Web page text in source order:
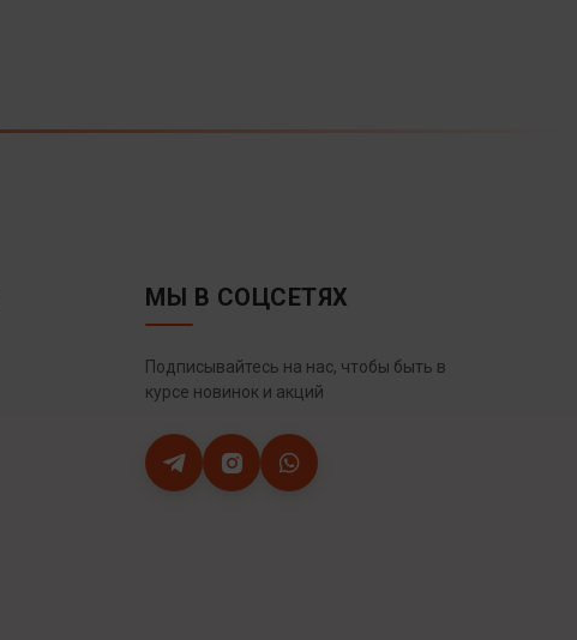
МЫ В СОЦСЕТЯХ
Подписывайтесь на нас, чтобы быть в
курсе новинок и акций